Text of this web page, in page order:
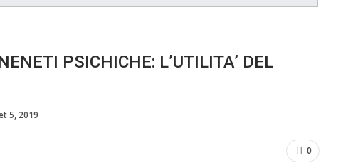
PSICHICHE: L’UTILITA’ DEL
5, 2019
0